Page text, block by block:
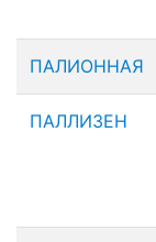
ПАЛИОННАЯ
ПАЛЛИЗЕН